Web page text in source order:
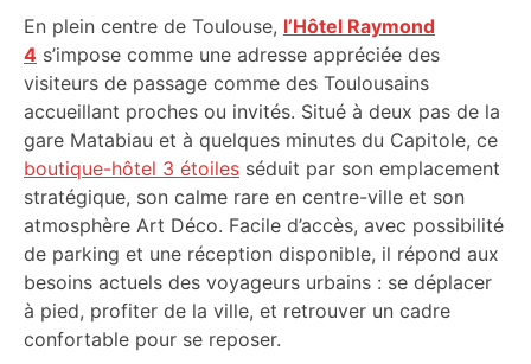
En plein centre de Toulouse, l’Hôtel Raymond
4 s’impose comme une adresse appréciée des
visiteurs de passage comme des Toulousains
accueillant proches ou invités. Situé à deux pas de la
gare Matabiau et à quelques minutes du Capitole, ce
boutique-hôtel 3 étoiles séduit par son emplacement
stratégique, son calme rare en centre-ville et son
atmosphère Art Déco. Facile d’accès, avec possibilité
de parking et une réception disponible, il répond aux
besoins actuels des voyageurs urbains : se déplacer
à pied, profiter de la ville, et retrouver un cadre
confortable pour se reposer.